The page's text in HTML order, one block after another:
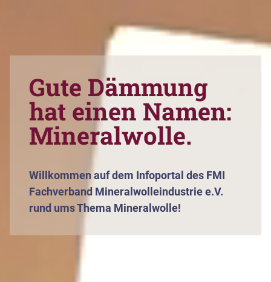
Gute Dämmung
hat einen Namen:
Mineralwolle.
Willkommen auf dem Infoportal des FMI
Fachverband Mineralwolleindustrie e.V.
rund ums Thema Mineralwolle!